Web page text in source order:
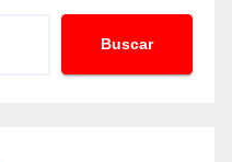
Buscar